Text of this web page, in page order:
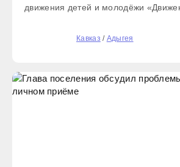
движения детей и молодёжи
движения на местном уровне: -
Кавказ / Адыгея